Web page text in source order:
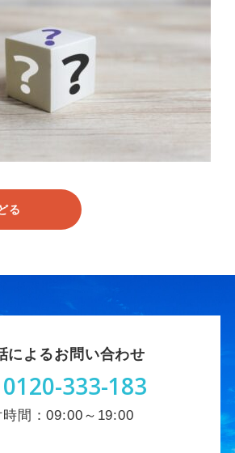
る
によるお問い合わせ
0120-333-183
時間：09:00～19:00